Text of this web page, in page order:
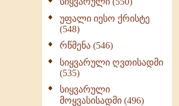
უფალი იესო ქრისტე
(548)
რწმენა (546)
სიყვარული ღვთისადმი
(535)
სიყვარული
მოყვასისადმი (496)